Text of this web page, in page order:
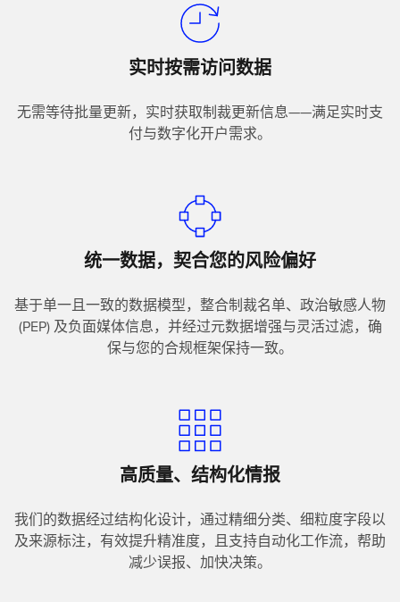
实时按需访问数据
无需等待批量更新，实时获取制裁更新信息——满足实时支
付与数字化开户需求。
统一数据，契合您的风险偏好
基于单一且一致的数据模型，整合制裁名单、政治敏感人物
(PEP) 及负面媒体信息，并经过元数据增强与灵活过滤，确
保与您的合规框架保持一致。
高质量、结构化情报
我们的数据经过结构化设计，通过精细分类、细粒度字段以
及来源标注，有效提升精准度，且支持自动化工作流，帮助
减少误报、加快决策。